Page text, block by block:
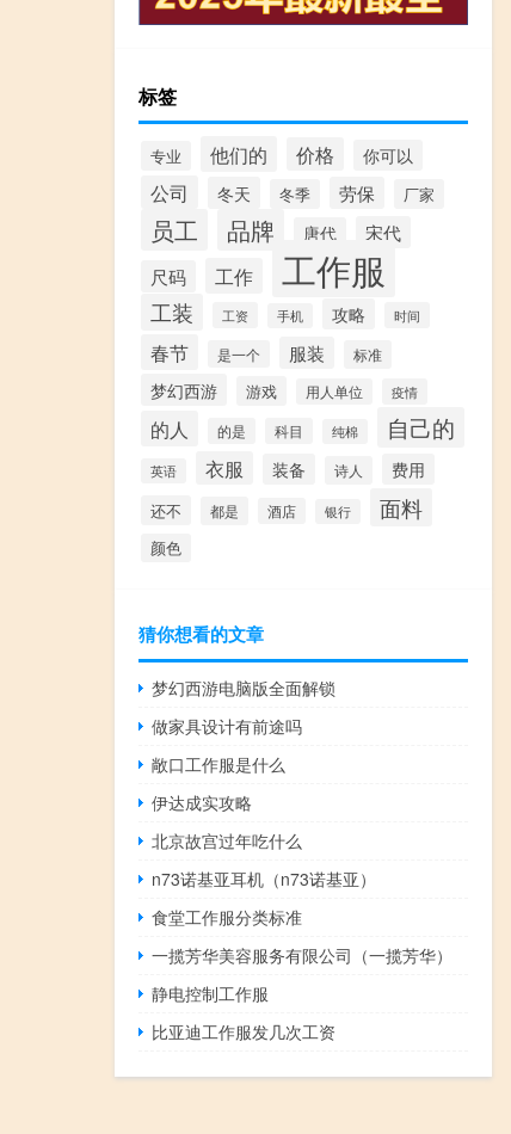
标签
专业 他们的 价格 你可以
公司 冬天 冬季 劳保 厂家
员工 品牌 唐代
宋代
尺码
工作 工作服
工装 工资 手机 攻略 时间
春节 是一个 服装 标准
梦幻西游 游戏 用人单位 疫情
的人 的是 科目 纯棉 自己的
英语 衣服 装备 诗人 费用
还不 都是 酒店 银行 面料
颜色
猜你想看的文章
梦幻西游电脑版全面解锁
做家具设计有前途吗
敞口工作服是什么
伊达成实攻略
北京故宫过年吃什么
n73诺基亚耳机（n73诺基亚）
食堂工作服分类标准
一揽芳华美容服务有限公司（一揽芳华）
静电控制工作服
比亚迪工作服发几次工资